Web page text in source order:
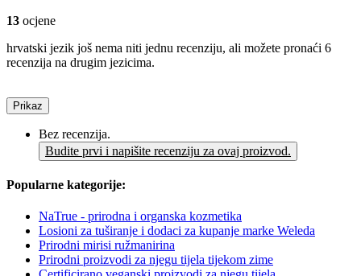
13 ocjene
hrvatski jezik još nema niti jednu recenziju, ali možete pronaći 6
recenzija na drugim jezicima.
Prikaz
Bez recenzija.
Budite prvi i napišite recenziju za ovaj proizvod.
Popularne kategorije:
NaTrue - prirodna i organska kozmetika
Losioni za tuširanje i dodaci za kupanje marke Weleda
Prirodni mirisi ružmanirina
Prirodni proizvodi za njegu tijela tijekom zime